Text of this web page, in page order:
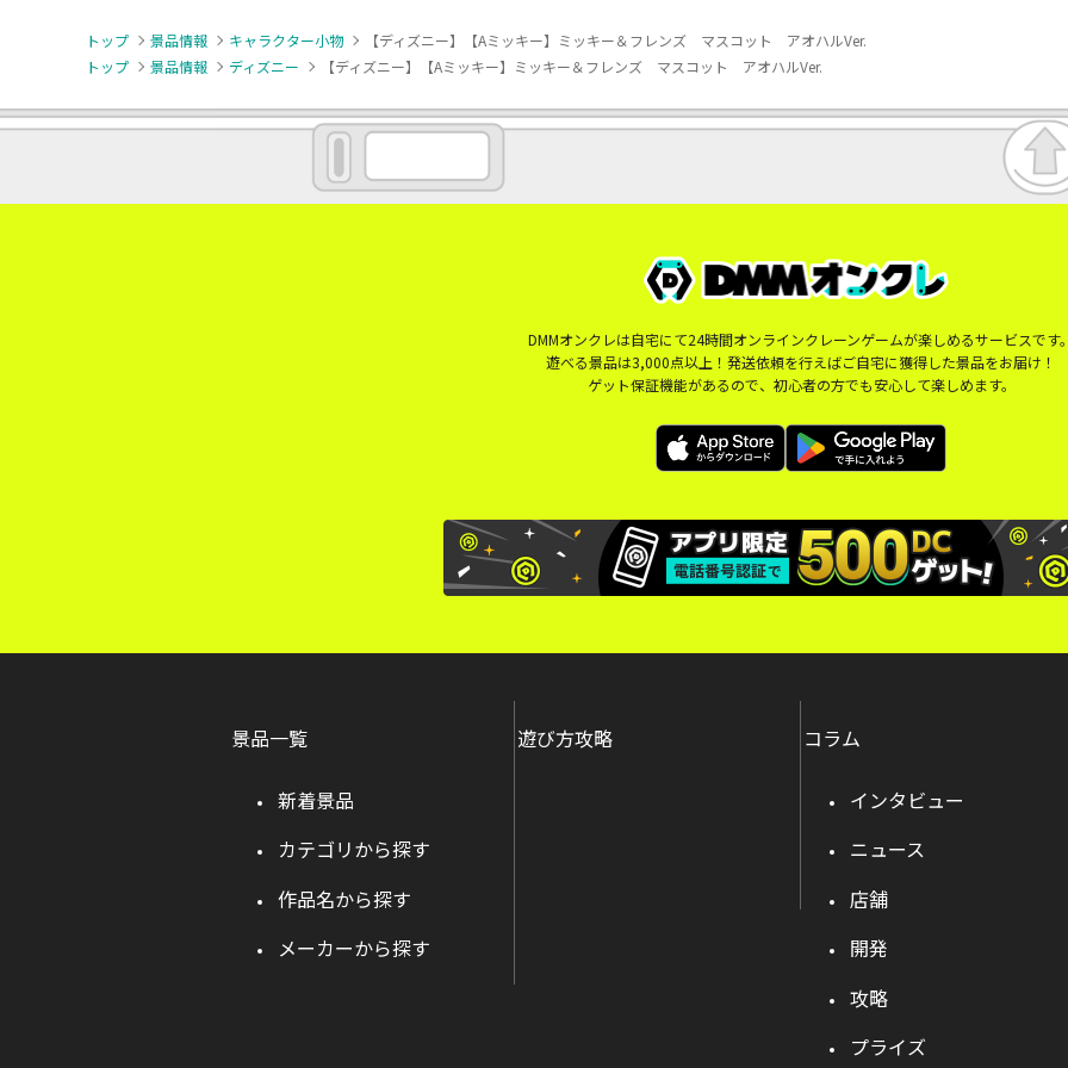
トップ 景品情報 キャラクター小物
【ディズニー】【Aミッキー】ミッキー＆フレンズ マスコット アオハルVer.
トップ
景品情報 ディズニー 【ディズニー】【Aミッキー】ミッキー＆フレンズ マスコット アオハルVer.
DMMオンクレは自宅にて24時間オンラインクレーンゲームが楽しめるサービスです
遊べる景品は3,000点以上！発送依頼を行えばご自宅に獲得した景品をお届け！
ゲット保証機能があるので、初心者の方でも安心して楽しめます。
景品一覧
新着景品
カテゴリから探す
作品名から探す
メーカーから探す
遊び方攻略 コラム
インタビュー
ニュース
店舗
開発
攻略
プライズ